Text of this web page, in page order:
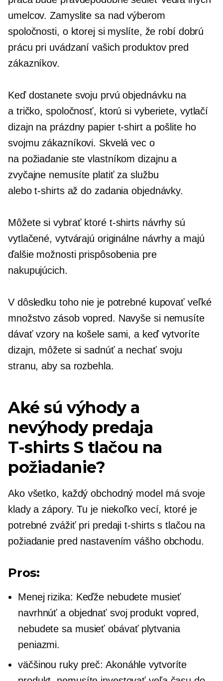
umelcov. Zamyslite sa nad výberom
spoločnosti, o ktorej si myslíte, že robí dobrú
prácu pri uvádzaní vašich produktov pred
zákazníkov.
Keď dostanete svoju prvú objednávku na
a tričko, spoločnosť, ktorú si vyberiete, vytlačí
dizajn na prázdny papier t-shirta pošlite ho
svojmu zákazníkovi. Skvelá vec o
na požiadanieste vlastníkom dizajnu a
zvyčajne nemusíte platiť za službu
alebot-shirtsaž do zadania objednávky.
Môžete si vybrať ktoré t-shirtsnávrhy sú
vytlačené, vytvárajú originálne návrhy a majú
ďalšie možnosti prispôsobenia pre
nakupujúcich.
V dôsledku toho nie je potrebné kupovať veľké
množstvo zásob vopred. Navyše si nemusíte
dávať vzory na košele sami, a keď vytvoríte
dizajn, môžete si sadnúť a nechať svoju
stranu, aby sa rozbehla.
Aké sú výhody a
nevýhody predaja
T-shirts S tlačou na
požiadanie?
Ako všetko, každý obchodný model má svoje
klady a zápory. Tu je niekoľko vecí, ktoré je
potrebné zvážiť pri predajit-shirtss tlačou na
požiadanie pred nastavením vášho obchodu.
Pros:
Menej rizika: Keďže nebudete musieť
navrhnúť a objednať svoj produkt vopred,
nebudete sa musieť obávať plytvania
peniazmi.
väčšinou ruky preč: Akonáhle vytvoríte